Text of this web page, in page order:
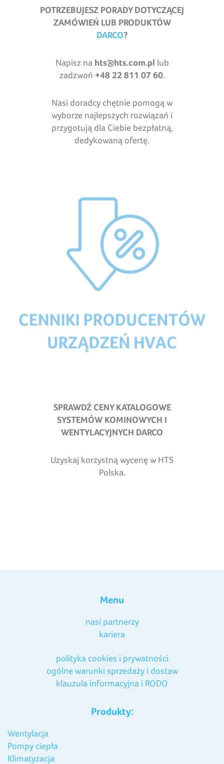
POTRZEBUJESZ PORADY DOTYCZĄCEJ
ZAMÓWIEŃ LUB PRODUKTÓW
DARCO?
Napisz na hts@hts.com.pl lub
zadzwoń +48 22 811 07 60.
Nasi doradcy chętnie pomogą w
wyborze najlepszych rozwiązań i
przygotują dla Ciebie bezpłatną,
dedykowaną ofertę.
SPRAWDŹ CENY KATALOGOWE
SYSTEMÓW KOMINOWYCH I
WENTYLACYJNYCH DARCO
Uzyskaj korzystną wycenę w HTS
Polska.
Menu
nasi partnerzy
kariera
polityka cookies i prywatności
ogólne warunki sprzedaży i dostaw
klauzula informacyjna i RODO
Produkty:
Wentylacja
Pompy ciepła
Klimatyzacja